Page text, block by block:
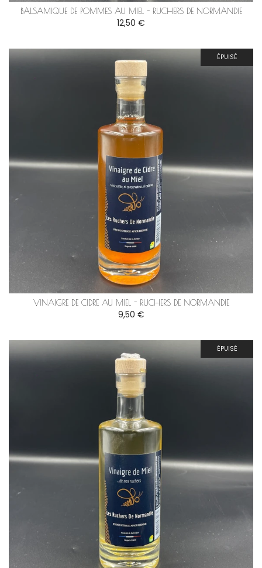
BALSAMIQUE DE POMMES AU MIEL - RUCHERS DE NORMANDIE
12,50 €
ÉPUISÉ
VINAIGRE DE CIDRE AU MIEL - RUCHERS DE NORMANDIE
9,50 €
ÉPUISÉ